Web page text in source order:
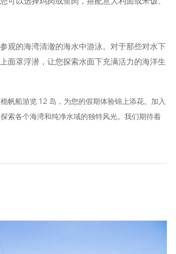
观的海湾清澈的海水中游泳。对于那些对水下
面罩浮潜，让您探索水面下充满活力的海洋生
帆船游览 12 岛，为您的假期体验锦上添花。加入
索各个海湾和纯净水域的独特风光。我们期待着